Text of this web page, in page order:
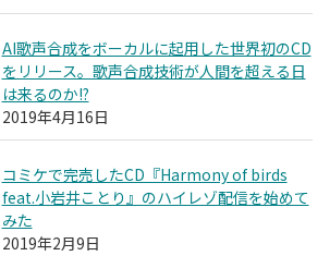
AI歌声合成をボーカルに起用した世界初のCD
をリリース。歌声合成技術が人間を超える日
は来るのか!?
2019年4月16日
コミケで完売したCD『Harmony of birds
feat.小岩井ことり』のハイレゾ配信を始めて
みた
2019年2月9日